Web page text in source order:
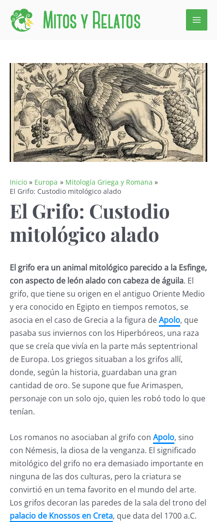
contenido
Inicio Europa
Mitología Griega y Romana
El Grifo: Custodio mitológico alado
El Grifo: Custodio
mitológico alado
El grifo era un animal mitológico parecido a la Esfinge,
con aspecto de león alado con cabeza de águila. El
grifo, que tiene su origen en el antiguo Oriente Medio
y era conocido en Egipto en tiempos remotos, se
asocia en el caso de Grecia a la figura deApolo, que
pasaba sus inviernos con los Hiperbóreos, una raza
que se creía que vivía en la parte más septentrional
de Europa. Los griegos situaban a los grifos allí,
donde, según la historia, guardaban una gran
cantidad de oro. Se supone que fue Arimaspen,
personaje con un solo ojo, quien les robó todo lo que
tenían.
Los romanos no asociaban al grifo con Apolo, sino
con Némesis, la diosa de la venganza. El significado
mitológico del grifo no era demasiado importante en
ninguna de las dos culturas, pero la criatura se
convirtió en un tema favorito en el mundo del arte.
Los grifos decoran las paredes de la sala del trono del
palacio de Knossos en Creta, que data del 1700 a.C.